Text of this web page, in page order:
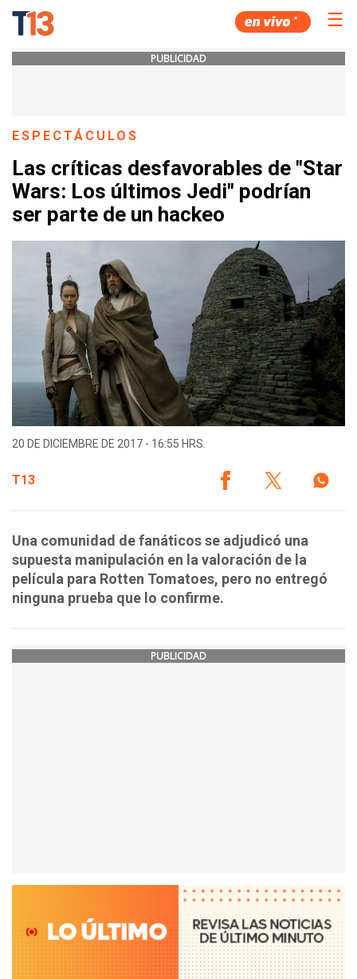
☰
PUBLICIDAD
ESPECTÁCULOS
Las críticas desfavorables de "Star
Wars: Los últimos Jedi" podrían
ser parte de un hackeo
20 DE DICIEMBRE DE 2017 - 16:55 HRS.
T13
Una comunidad de fanáticos se adjudicó una
supuesta manipulación en la valoración de la
película para Rotten Tomatoes, pero no entregó
ninguna prueba que lo confirme.
PUBLICIDAD